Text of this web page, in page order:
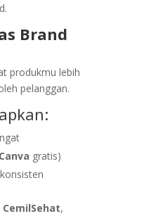
Brand
produkmu lebih
pelanggan.
Canva gratis)
CemilSehat,